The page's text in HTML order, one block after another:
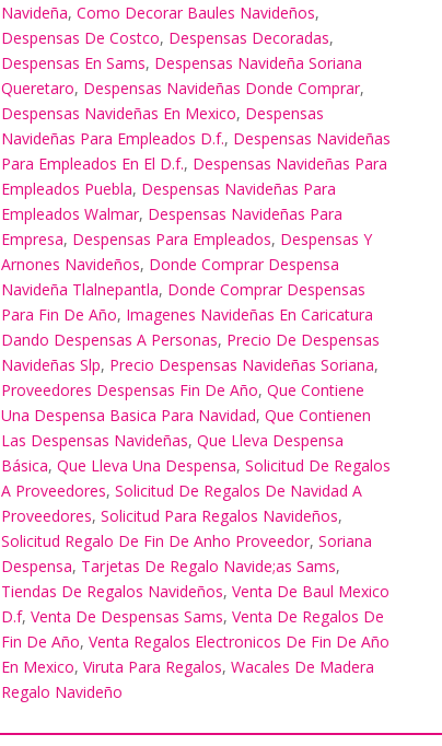
Navideña, Como Decorar Baules Navideños,
Despensas De Costco, Despensas Decoradas,
Despensas En Sams, Despensas Navideña Soriana
Queretaro, Despensas Navideñas Donde Comprar,
Despensas Navideñas En Mexico, Despensas
Navideñas Para Empleados D.f., Despensas Navideñas
Para Empleados En El D.f., Despensas Navideñas Para
Empleados Puebla, Despensas Navideñas Para
Empleados Walmar, Despensas Navideñas Para
Empresa, Despensas Para Empleados, Despensas Y
Arnones Navideños, Donde Comprar Despensa
Navideña Tlalnepantla, Donde Comprar Despensas
Para Fin De Año, Imagenes Navideñas En Caricatura
Dando Despensas A Personas, Precio De Despensas
Navideñas Slp, Precio Despensas Navideñas Soriana,
Proveedores Despensas Fin De Año, Que Contiene
Una Despensa Basica Para Navidad, Que Contienen
Las Despensas Navideñas, Que Lleva Despensa
Básica, Que Lleva Una Despensa, Solicitud De Regalos
A Proveedores, Solicitud De Regalos De Navidad A
Proveedores, Solicitud Para Regalos Navideños,
Solicitud Regalo De Fin De Anho Proveedor, Soriana
Despensa, Tarjetas De Regalo Navide;as Sams,
Tiendas De Regalos Navideños, Venta De Baul Mexico
D.f, Venta De Despensas Sams, Venta De Regalos De
Fin De Año, Venta Regalos Electronicos De Fin De Año
En Mexico, Viruta Para Regalos, Wacales De Madera
Regalo Navideño